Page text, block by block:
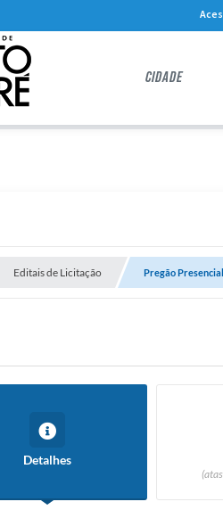
CIDADE
Editais de Licitação Pregão
Detalhes